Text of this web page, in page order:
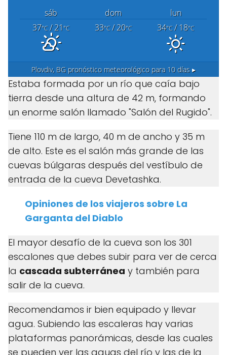
sáb dom
lun
37°C/ 21°C 33°C/ 20°C 34°C/ 18°C
Plovdiv, BG pronóstico meteorológico para 10 días ▸
Estaba formada por un río que caía bajo
tierra desde una altura de 42 m, formando
un enorme salón llamado "Salón del Rugido".
Tiene 110 m de largo, 40 m de ancho y 35 m
de alto. Este es el salón más grande de las
cuevas búlgaras después del vestíbulo de
entrada de la cueva Devetashka.
Opiniones de los viajeros sobre La
Garganta del Diablo
El mayor desafío de la cueva son los 301
escalones que debes subir para ver de cerca
la cascada subterránea y también para
salir de la cueva.
Recomendamos ir bien equipado y llevar
agua. Subiendo las escaleras hay varias
plataformas panorámicas, desde las cuales
se pueden ver las aguas del río y las de la